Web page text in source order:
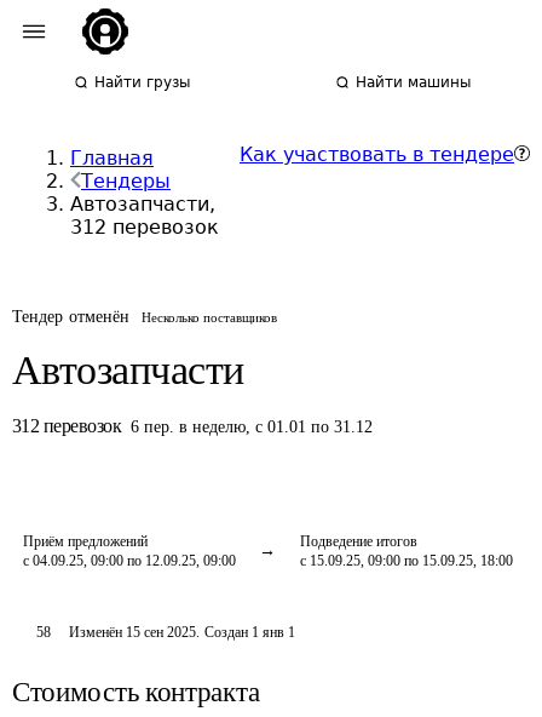
Найти грузы Найти машины
Главная
Тендеры
Автозапчасти,
312 перевозок
Как участвовать в тендере
Тендер отменён Несколько поставщиков
Автозапчасти
312 перевозок 6 пер. в неделю,с 01.01 по 31.12
Приём предложений
с 04.09.25, 09:00 по 12.09.25, 09:00
Подведение итогов
с 15.09.25, 09:00 по 15.09.25, 18:00
58 Изменён 15 сен 2025. Создан 1 янв 1
Стоимость контракта